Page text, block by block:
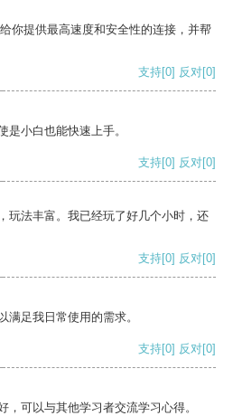
你提供最高速度和安全性的连接，并帮
支持[0] 反对[0]
是小白也能快速上手。
支持[0] 反对[0]
玩法丰富。我已经玩了好几个小时，还
支持[0] 反对[0]
满足我日常使用的需求。
支持[0] 反对[0]
，可以与其他学习者交流学习心得。